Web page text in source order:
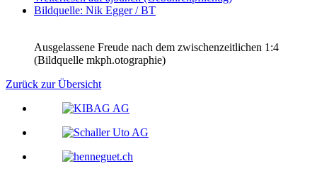
Bildquelle: Nik Egger / BT
Ausgelassene Freude nach dem zwischenzeitlichen 1:4
(Bildquelle mkph.otographie)
Zurück zur Übersicht